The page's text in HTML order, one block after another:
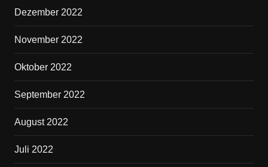
Dezember 2022
November 2022
Oktober 2022
September 2022
August 2022
Juli 2022